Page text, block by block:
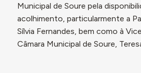
Municipal de Soure pela
acolhimento, particularmente a
Sílvia Fernandes, bem como à
Câmara Municipal de Soure,